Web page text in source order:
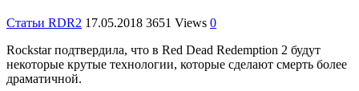
Статьи RDR2 17.05.2018 3651 Views 0
Rockstar подтвердила, что в Red Dead Redemption 2 будут
некоторые крутые технологии, которые сделают смерть более
драматичной.